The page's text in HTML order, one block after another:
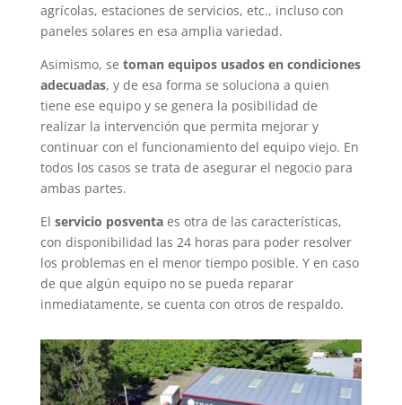
agrícolas, estaciones de servicios, etc., incluso con
paneles solares en esa amplia variedad.
Asimismo, se toman equipos usados en condiciones
adecuadas, y de esa forma se soluciona a quien
tiene ese equipo y se genera la posibilidad de
realizar la intervención que permita mejorar y
continuar con el funcionamiento del equipo viejo. En
todos los casos se trata de asegurar el negocio para
ambas partes.
El servicio posventaes otra de las características,
con disponibilidad las 24 horas para poder resolver
los problemas en el menor tiempo posible. Y en caso
de que algún equipo no se pueda reparar
inmediatamente, se cuenta con otros de respaldo.